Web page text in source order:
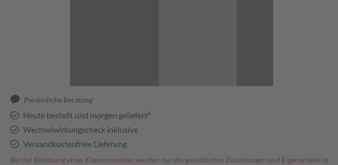
Persönliche Beratung
Heute bestellt und morgen geliefert³
Wechselwirkungscheck inklusive
Versandkostenfreie Lieferung
Bei der Einlösung eines Kassenrezeptes werden nur die gesetzlichen Zuzahlungen und Eigenanteile in